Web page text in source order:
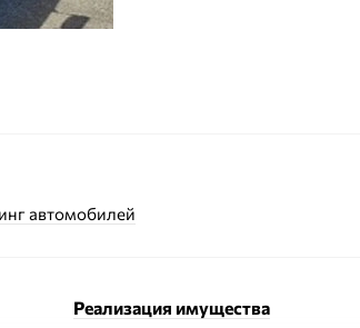
автомобилей
Реализация имущества